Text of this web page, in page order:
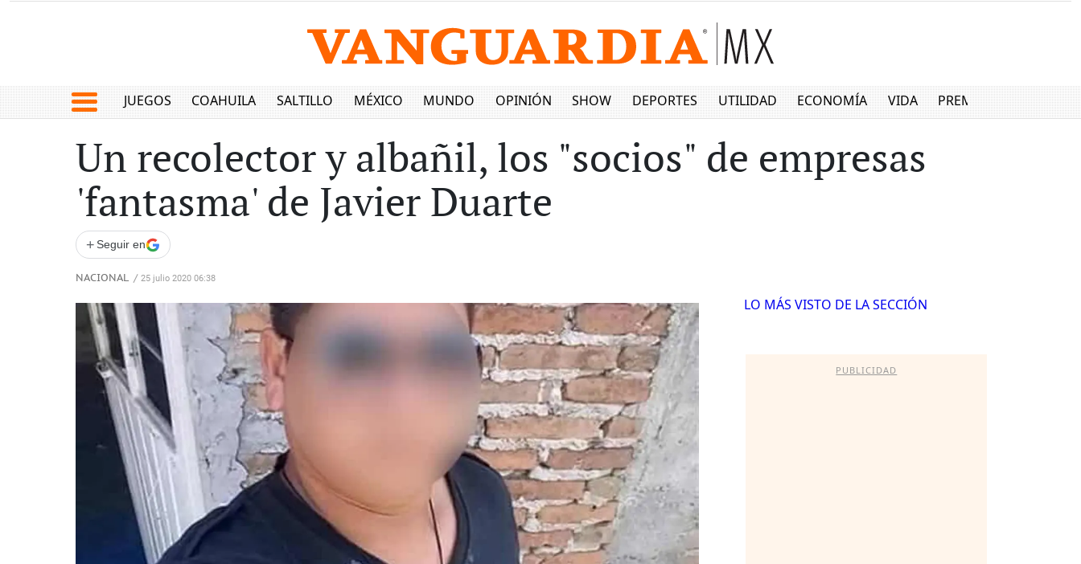
JUEGOS COAHUILA SALTILLO MÉXICO MUNDO OPINIÓN SHOW DEPORTES UTILIDAD ECONOMÍA VIDA PREMIUM
Un recolector y albañil, los "socios" de empresas
'fantasma' de Javier Duarte
+ Seguir en
NACIONAL / 25 julio 2020 06:38
LO MÁS VISTO DE LA SECCIÓN
PUBLICIDAD